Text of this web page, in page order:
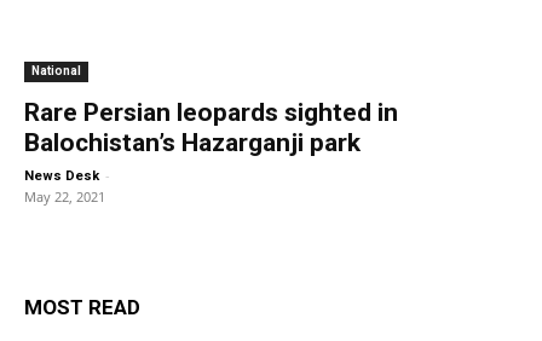
National
Rare Persian leopards sighted in
Balochistan’s Hazarganji park
News Desk -
May 22, 2021
MOST READ